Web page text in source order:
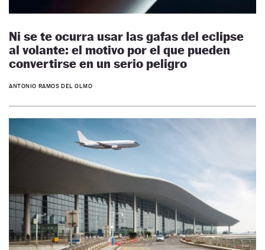
Ni se te ocurra usar las gafas del eclipse
al volante: el motivo por el que pueden
convertirse en un serio peligro
ANTONIO RAMOS DEL OLMO